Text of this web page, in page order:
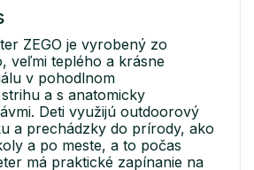
ZEGO je vyrobený zo
veľmi teplého a krásne
v pohodlnom
a s anatomicky
Deti využijú outdoorový
a prechádzky do prírody, ako
a po meste, a to počas
má praktické zapínanie na